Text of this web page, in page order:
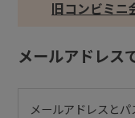
旧コンビミ
メールアドレス
メールアドレスと